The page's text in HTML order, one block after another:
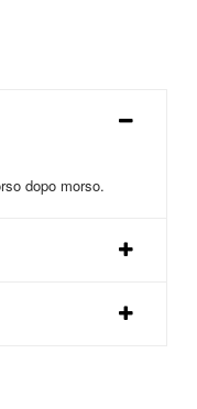
dopo morso.